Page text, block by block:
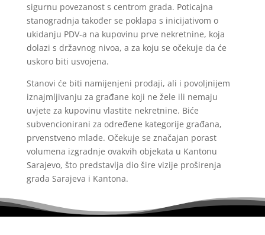
sigurnu povezanost s centrom grada. Poticajna
stanogradnja također se poklapa s inicijativom o
ukidanju PDV-a na kupovinu prve nekretnine, koja
dolazi s državnog nivoa, a za koju se očekuje da će
uskoro biti usvojena.
Stanovi će biti namijenjeni prodaji, ali i povoljnijem
iznajmljivanju za građane koji ne žele ili nemaju
uvjete za kupovinu vlastite nekretnine. Biće
subvencionirani za određene kategorije građana,
prvenstveno mlade. Očekuje se značajan porast
volumena izgradnje ovakvih objekata u Kantonu
Sarajevo, što predstavlja dio šire vizije proširenja
grada Sarajeva i Kantona.